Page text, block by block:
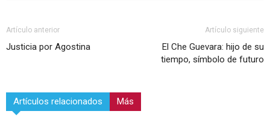
Artículo anterior
Justicia por Agostina
Artículo siguiente
El Che Guevara: hijo de su
tiempo, símbolo de futuro
Artículos relacionados Más